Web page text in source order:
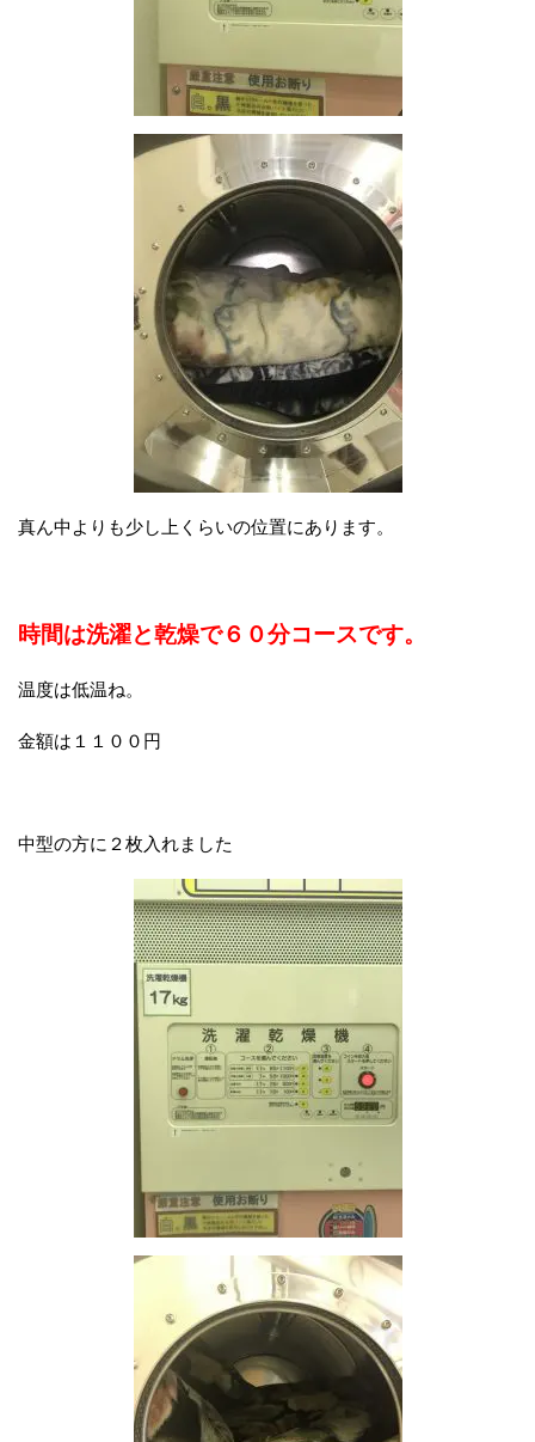
真ん中よりも少し上くらいの位置にあります。
時間は洗濯と乾燥で６０分コースです。
温度は低温ね。
金額は１１００円
中型の方に２枚入れました